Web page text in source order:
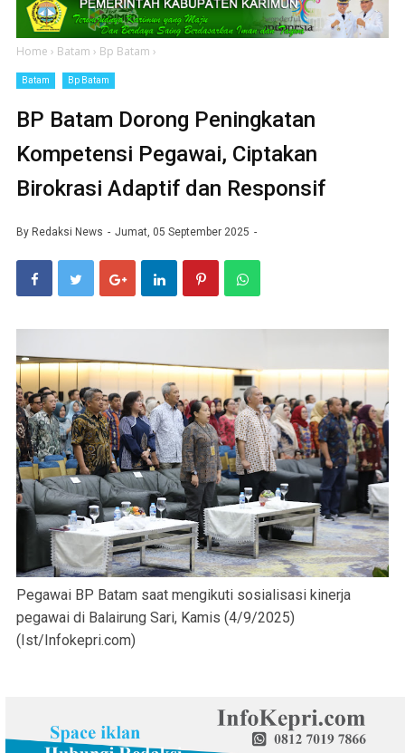
Home › Batam › Bp Batam ›
Batam Bp Batam
BP Batam Dorong Peningkatan
Kompetensi Pegawai, Ciptakan
Birokrasi Adaptif dan Responsif
By Redaksi News Jumat, 05 September 2025
Pegawai BP Batam saat mengikuti sosialisasi kinerja
pegawai di Balairung Sari, Kamis (4/9/2025)
(Ist/Infokepri.com)